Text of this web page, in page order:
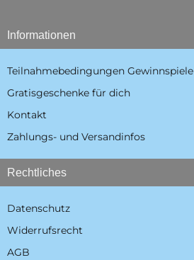
Informationen
Teilnahmebedingungen Gewinnspiele
Gratisgeschenke für dich
Kontakt
Zahlungs- und Versandinfos
Rechtliches
Datenschutz
Widerrufsrecht
AGB